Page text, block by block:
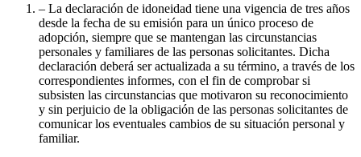
– La declaración de idoneidad tiene una vigencia de tres años
desde la fecha de su emisión para un único proceso de
adopción, siempre que se mantengan las circunstancias
personales y familiares de las personas solicitantes. Dicha
declaración deberá ser actualizada a su término, a través de los
correspondientes informes, con el fin de comprobar si
subsisten las circunstancias que motivaron su reconocimiento
y sin perjuicio de la obligación de las personas solicitantes de
comunicar los eventuales cambios de su situación personal y
familiar.